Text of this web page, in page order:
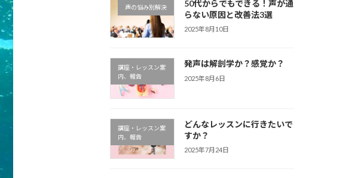
声の悩み別解決
50代からでもできる！声が通
らない原因と改善法3選
2025年8月10日
講座・レッスン案
内、報告
発声は解剖学か？感覚か？
2025年8月6日
講座・レッスン案
内、報告
どんなレッスンに行きたいで
すか？
2025年7月24日